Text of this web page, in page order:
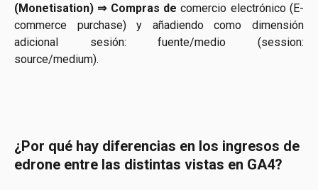
(Monetisation) ⇒ Compras decomercio electrónico (E-
commerce purchase) y añadiendo como dimensión
adicional sesión: fuente/medio (session:
source/medium).
¿Por qué hay diferencias en los ingresos de
edrone entre las distintas vistas en GA4?